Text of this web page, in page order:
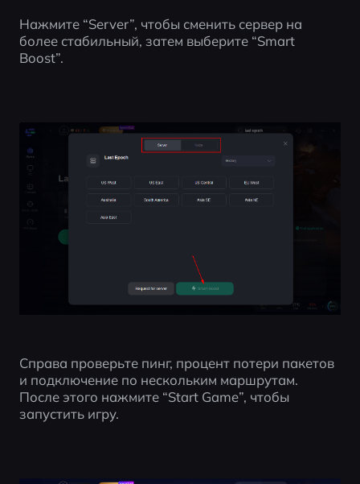
Нажмите “Server”, чтобы сменить сервер на
более стабильный, затем выберите “Smart
Boost”.
Справа проверьте пинг, процент потери пакетов
и подключение по нескольким маршрутам.
После этого нажмите “Start Game”, чтобы
запустить игру.